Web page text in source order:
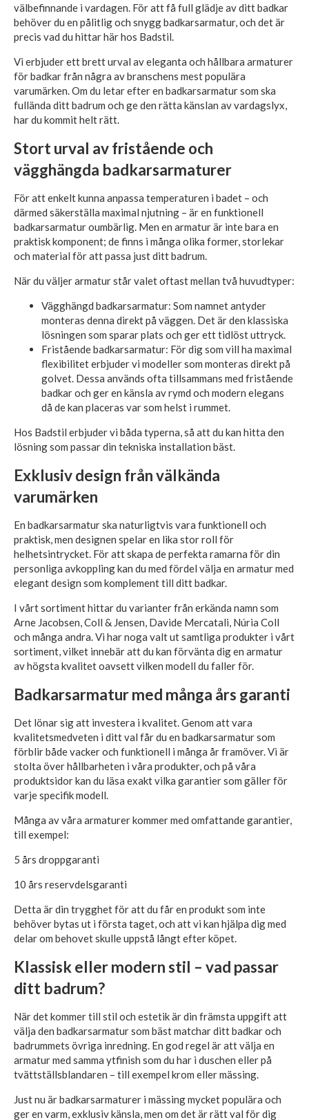
välbefinnande i vardagen. För att få full glädje av ditt badkar
behöver du en pålitlig och snygg badkarsarmatur, och det är
precis vad du hittar här hos Badstil.
Vi erbjuder ett brett urval av eleganta och hållbara armaturer
för badkar från några av branschens mest populära
varumärken. Om du letar efter en badkarsarmatur som ska
fullända ditt badrum och ge den rätta känslan av vardagslyx,
har du kommit helt rätt.
Stort urval av fristående och
vägghängda badkarsarmaturer
För att enkelt kunna anpassa temperaturen i badet – och
därmed säkerställa maximal njutning – är en funktionell
badkarsarmatur oumbärlig. Men en armatur är inte bara en
praktisk komponent; de finns i många olika former, storlekar
och material för att passa just ditt badrum.
När du väljer armatur står valet oftast mellan två huvudtyper:
Vägghängd badkarsarmatur: Som namnet antyder
monteras denna direkt på väggen. Det är den klassiska
lösningen som sparar plats och ger ett tidlöst uttryck.
Fristående badkarsarmatur: För dig som vill ha maximal
flexibilitet erbjuder vi modeller som monteras direkt på
golvet. Dessa används ofta tillsammans med fristående
badkar och ger en känsla av rymd och modern elegans
då de kan placeras var som helst i rummet.
Hos Badstil erbjuder vi båda typerna, så att du kan hitta den
lösning som passar din tekniska installation bäst.
Exklusiv design från välkända
varumärken
En badkarsarmatur ska naturligtvis vara funktionell och
praktisk, men designen spelar en lika stor roll för
helhetsintrycket. För att skapa de perfekta ramarna för din
personliga avkoppling kan du med fördel välja en armatur med
elegant design som komplement till ditt badkar.
I vårt sortiment hittar du varianter från erkända namn som
Arne Jacobsen, Coll & Jensen, Davide Mercatali, Núria Coll
och många andra. Vi har noga valt ut samtliga produkter i vårt
sortiment, vilket innebär att du kan förvänta dig en armatur
av högsta kvalitet oavsett vilken modell du faller för.
Badkarsarmatur med många års garanti
Det lönar sig att investera i kvalitet. Genom att vara
kvalitetsmedveten i ditt val får du en badkarsarmatur som
förblir både vacker och funktionell i många år framöver. Vi är
stolta över hållbarheten i våra produkter, och på våra
produktsidor kan du läsa exakt vilka garantier som gäller för
varje specifik modell.
Många av våra armaturer kommer med omfattande garantier,
till exempel:
5 års droppgaranti
10 års reservdelsgaranti
Detta är din trygghet för att du får en produkt som inte
behöver bytas ut i första taget, och att vi kan hjälpa dig med
delar om behovet skulle uppstå långt efter köpet.
Klassisk eller modern stil – vad passar
ditt badrum?
När det kommer till stil och estetik är din främsta uppgift att
välja den badkarsarmatur som bäst matchar ditt badkar och
badrummets övriga inredning. En god regel är att välja en
armatur med samma ytfinish som du har i duschen eller på
tvättställsblandaren – till exempel krom eller mässing.
Just nu är badkarsarmaturer i mässing mycket populära och
ger en varm, exklusiv känsla, men om det är rätt val för dig